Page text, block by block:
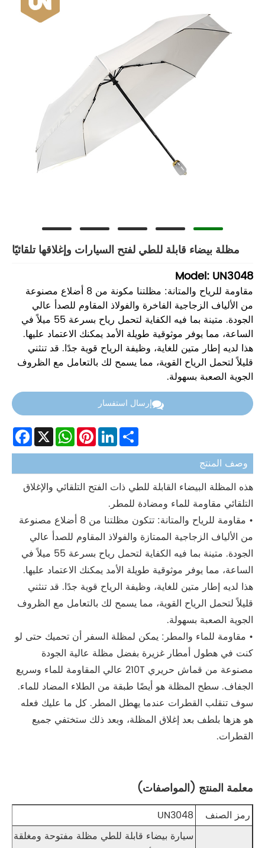
مظلة بيضاء قابلة للطي لفتح السيارات وإغلاقها تلقائيًا
Model: UN3048
مقاومة للرياح والمتانة: مظلتنا مكونة من 8 أضلاع مصنوعة
من الألياف الزجاجية الفاخرة والفولاذ المقاوم للصدأ عالي
الجودة. متينة بما فيه الكفاية لتحمل رياح بسرعة 55 ميلاً في
الساعة، مما يوفر موثوقية طويلة الأمد يمكنك الاعتماد عليها.
هذا لديه إطار متين للغاية، وظيفة الرياح قوية جدًا. قد تنثني
قليلاً لتحمل الرياح القوية، مما يسمح لك بالتعامل مع الظروف
الجوية الصعبة بسهولة.
إرسال استفسار
X
WhatsAppPinterestLinkedIn Share
وصف المنتج
هذه المظلة البيضاء القابلة للطي ذات الفتح التلقائي والإغلاق
التلقائي مقاومة للماء ومضادة للمطر.
• مقاومة للرياح والمتانة: تتكون مظلتنا من 8 أضلاع مصنوعة
من الألياف الزجاجية الممتازة والفولاذ المقاوم للصدأ عالي
الجودة. متينة بما فيه الكفاية لتحمل رياح بسرعة 55 ميلاً في
الساعة، مما يوفر موثوقية طويلة الأمد يمكنك الاعتماد عليها.
هذا لديه إطار متين للغاية، وظيفة الرياح قوية جدًا. قد تنثني
قليلاً لتحمل الرياح القوية، مما يسمح لك بالتعامل مع الظروف
الجوية الصعبة بسهولة.
• مقاومة للماء والمطر: يمكن لمظلة السفر أن تحميك حتى لو
كنت في هطول أمطار غزيرة بفضل مظلة عالية الجودة
مصنوعة من قماش حريري 210T عالي المقاومة للماء وسريع
الجفاف. سطح المظلة هو أيضًا طبقة من الطلاء المضاد للماء.
سوف تنقلب القطرات عندما يهطل المطر. كل ما عليك فعله
هو هزها بلطف بعد إغلاق المظلة، وبعد ذلك ستختفي جميع
القطرات.
معلمة المنتج (المواصفات)
رمز الصنف UN3048
سيارة بيضاء قابلة للطي مظلة مفتوحة ومغلقة